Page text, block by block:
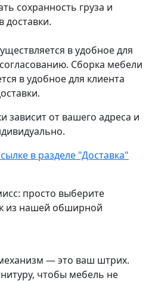
сохранность груза и
доставки.
в удобное для
Сборка мебели
в удобное для клиента
зависит от вашего адреса и
в разделе "Доставка"
просто выберите
из нашей обширной
— это ваш штрих.
чтобы мебель не